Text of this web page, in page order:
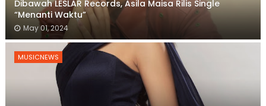
Dibawah LESLAR Records, Asila Maisa Rilis Single
“Menanti Waktu”
May 01, 2024
MUSICNEWS